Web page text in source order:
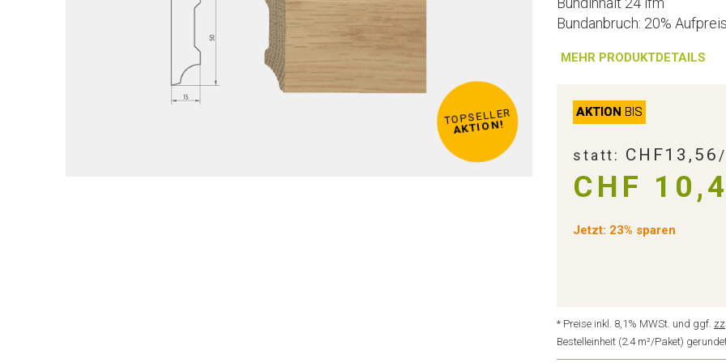
TOPSELLER
AKTION!
Bundanbruch: 20%
MEHR PRODUKTDETAILS
AKTION BIS
statt: CHF13,56
CHF
Jetzt: 23% sparen
* Preise inkl. 8,1% MWSt. und ggf.
Bestelleinheit (2.4 m²/Paket)